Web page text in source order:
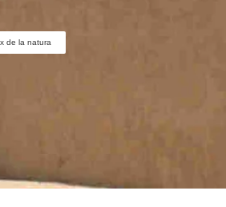
de la natura